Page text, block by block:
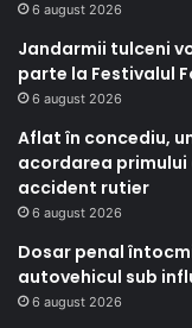
6 august 2026
Jandarmii tulceni
parte la Festivalul
6 august 2026
Aflat în concediu,
acordarea
accident rutier
6 august 2026
Dosar penal
autovehicul sub
6 august 2026